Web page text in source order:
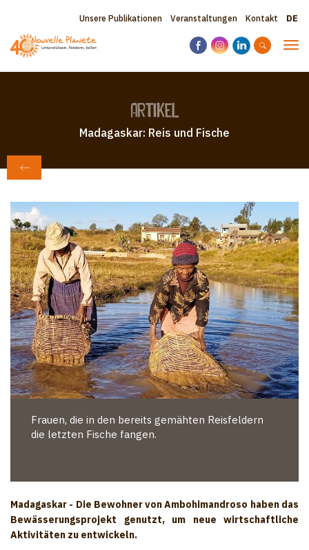
Inhalt
Topbar
menu
Unsere Publikationen Veranstaltungen Kontakt
Artikel
Madagaskar: Reis und Fische
Frauen, die in den bereits gemähten Reisfeldern
die letzten Fische fangen.
Madagaskar - Die Bewohner von Ambohimandroso haben das
Bewässerungsprojekt genutzt, um neue wirtschaftliche
Aktivitäten zu entwickeln.